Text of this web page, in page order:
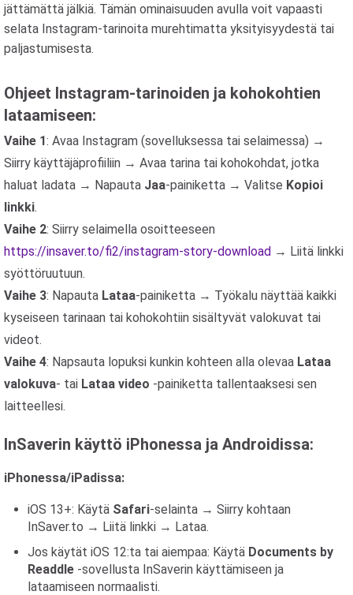
jättämättä jälkiä. Tämän ominaisuuden avulla voit vapaasti
selata Instagram-tarinoita murehtimatta yksityisyydestä tai
paljastumisesta.
Ohjeet Instagram-tarinoiden ja kohokohtien
lataamiseen:
Vaihe 1: Avaa Instagram (sovelluksessa tai selaimessa) →
Siirry käyttäjäprofiiliin → Avaa tarina tai kohokohdat, jotka
haluat ladata → Napauta Jaa-painiketta → Valitse Kopioi
linkki.
Vaihe 2: Siirry selaimella osoitteeseen
https://insaver.to/fi2/instagram-story-download → Liitä linkki
syöttöruutuun.
Vaihe 3: Napauta Lataa-painiketta → Työkalu näyttää kaikki
kyseiseen tarinaan tai kohokohtiin sisältyvät valokuvat tai
videot.
Vaihe 4: Napsauta lopuksi kunkin kohteen alla olevaa Lataa
valokuva- tai Lataa video -painiketta tallentaaksesi sen
laitteellesi.
InSaverin käyttö iPhonessa ja Androidissa:
iPhonessa/iPadissa:
iOS 13+: Käytä Safari-selainta → Siirry kohtaan
InSaver.to → Liitä linkki → Lataa.
Jos käytät iOS 12:ta tai aiempaa: Käytä Documents by
Readdle -sovellusta InSaverin käyttämiseen ja
lataamiseen normaalisti.